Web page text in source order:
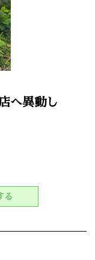
へ異動し
る